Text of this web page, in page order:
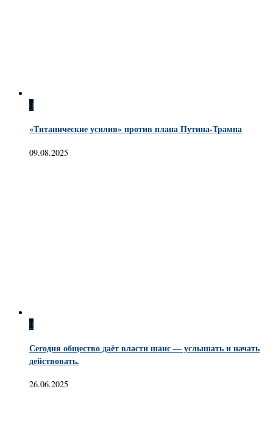
0
«Титанические усилия» против плана Путина-Трампа
09.08.2025
0
Сегодня общество даёт власти шанс — услышать и начать
действовать.
26.06.2025